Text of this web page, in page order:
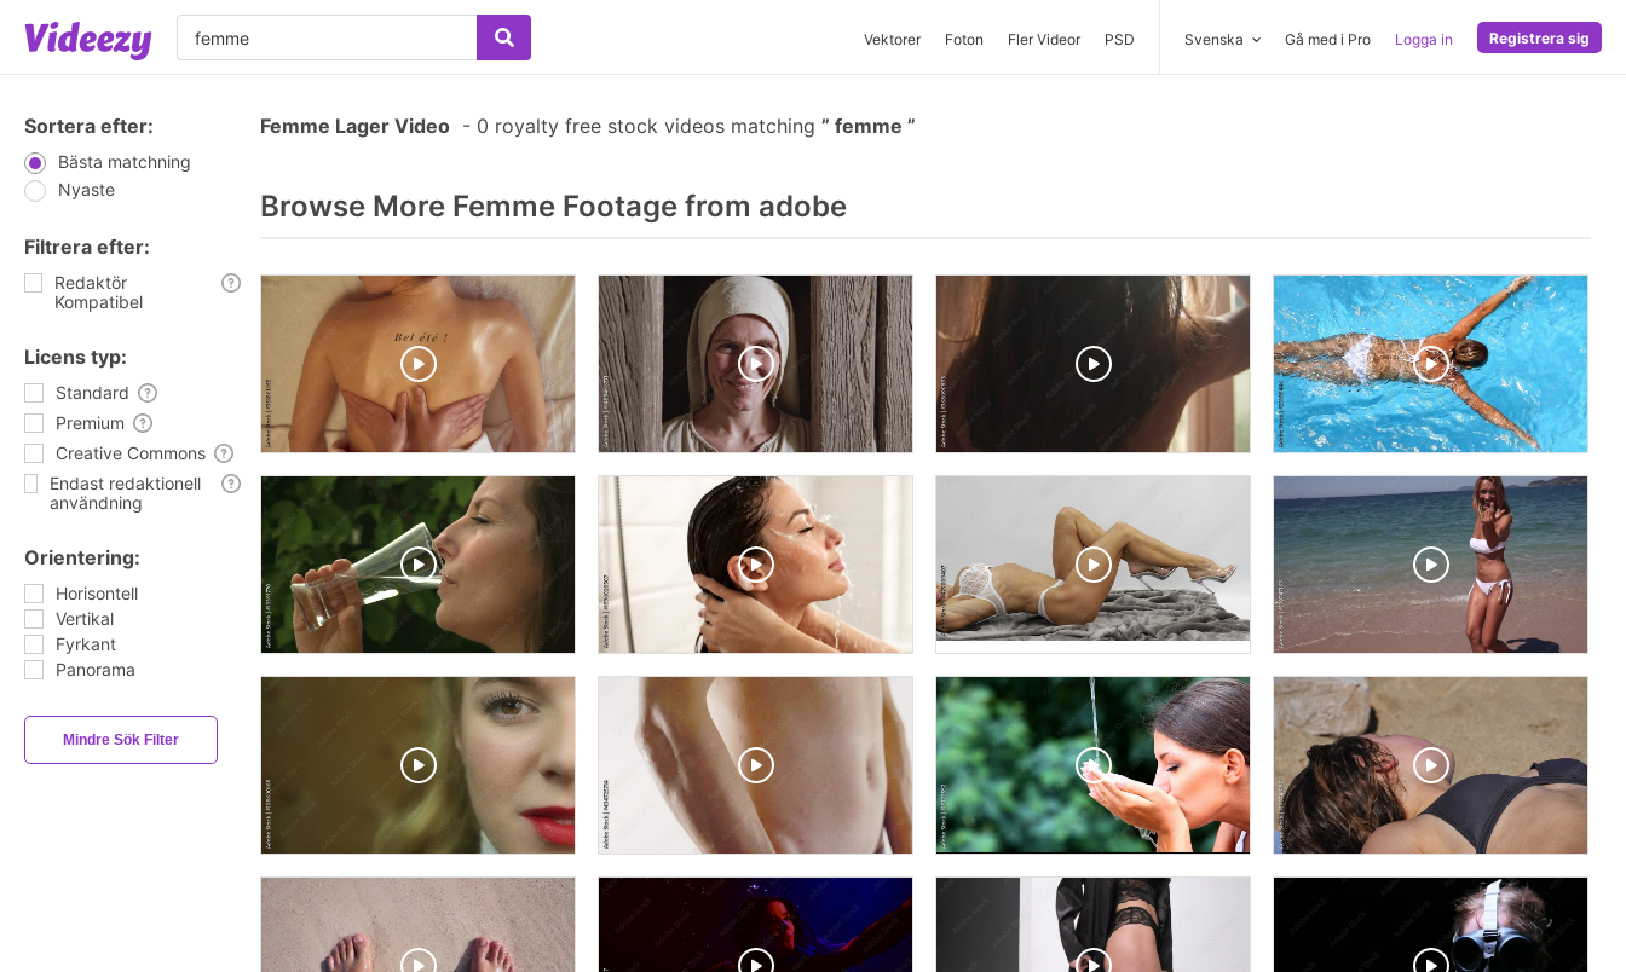
Vektorer Foton Fler Videor PSD Svenska Gå med i Pro Logga in Registrera sig
Sortera efter:
Bästa matchning
Nyaste
Filtrera efter:
Redaktör
Kompatibel
Licens typ:
Standard
Premium
Creative Commons
Endast redaktionell
användning
Orientering:
Horisontell
Vertikal
Fyrkant
Panorama
Mindre Sök Filter
Femme Lager Video - 0 royalty free stock videos matching femme
Browse More Femme Footage from adobe